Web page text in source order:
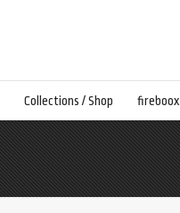
Collections / Shop fireboox